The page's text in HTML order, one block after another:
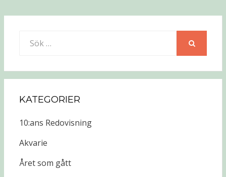
efter:
KATEGORIER
10:ans Redovisning
Akvarie
Året som gått